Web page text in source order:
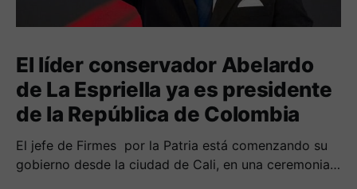
El líder conservador Abelardo
de La Espriella ya es presidente
de la República de Colombia
El jefe de Firmes por la Patria está comenzando su
gobierno desde la ciudad de Cali, en una ceremonia